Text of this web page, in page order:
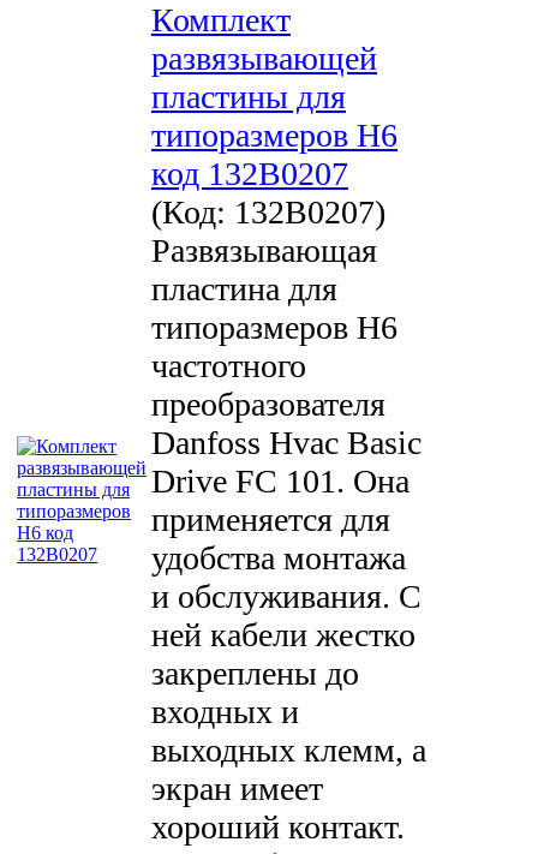
Комплект
развязывающей
пластины для
типоразмеров H6
код 132B0207
(Код: 132B0207)
Развязывающая
пластина для
типоразмеров H6
частотного
преобразователя
Danfoss Hvac Basic
Drive FC 101. Она
применяется для
удобства монтажа
и обслуживания. С
ней кабели жестко
закреплены до
входных и
выходных клемм, а
экран имеет
хороший контакт.